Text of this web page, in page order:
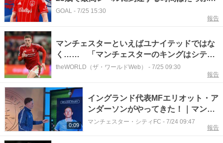
ある」
GOAL - 7/25 15:30
報告
マンチェスターといえばユナイテッドではな
く…… 「マンチェスターのキングはシテ
ィ」クラブ史上最高額加入のアンダーソンが
theWORLD（ザ・ワールドWeb） - 7/25 09:30
報告
0:09
イングランド代表MFエリオット・ア
ンダーソンがやってきた！｜マンチ
ェスター・シティ
マンチェスター・シティFC - 7/24 09:47
報告